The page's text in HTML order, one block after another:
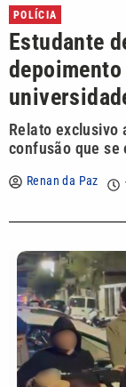
POLÍCIA
Estudante
Relato exclusivo
confusão que se
Renan da Paz